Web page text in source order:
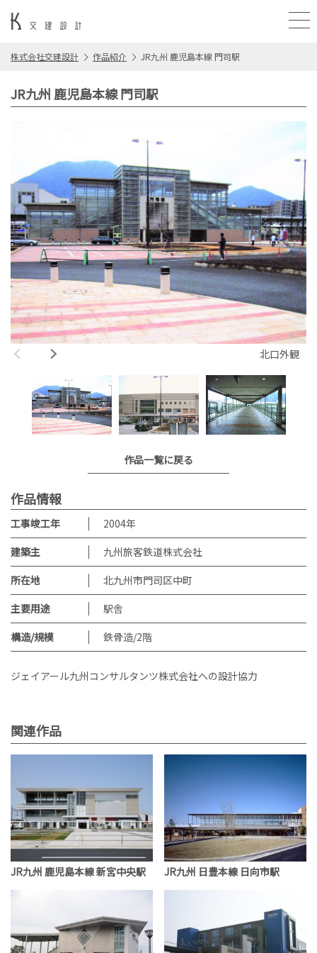
株式会社交建設計 作品紹介 JR九州 鹿児島本線 門司駅
JR九州 鹿児島本線 門司駅
北口外観
作品一覧に戻る
作品情報
工事竣工年 2004年
建築主
九州旅客鉄道株式会社
所在地
北九州市門司区中町
主要用途
駅舎
構造/規模
鉄骨造/2階
ジェイアール九州コンサルタンツ株式会社への設計協力
関連作品
JR九州 鹿児島本線 新宮中央駅 JR九州 日豊本線 日向市駅